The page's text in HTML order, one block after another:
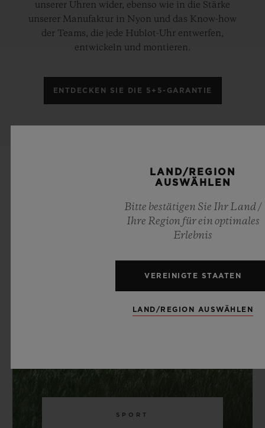
unserer Uhren wider, ebenso wie in die Stärke
unserer Manufaktur in Nyon und das Know-how
der Teams, die jede Hublot-Uhr entwerfen,
entwickeln und montieren.
ENTDECKEN SIE DIE 5+5-GARANTIE
SPORT
LAND/REGION
AUSWÄHLEN
Bitte bestätigen Sie Ihr Land /
Ihre Region für ein optimales
Erlebnis
VEREINIGTE STAATEN
LAND/REGION AUSWÄHLEN